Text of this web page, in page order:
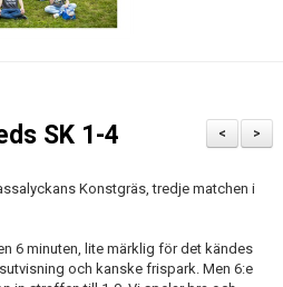
>
<
SK 1-4
Konstgräs, tredje matchen i
6 minuten, lite märklig för det kändes
och kanske frispark. Men 6:e